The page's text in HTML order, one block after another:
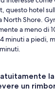
questo hotel
North Shore.
a meno di
minuti a piedi,
un